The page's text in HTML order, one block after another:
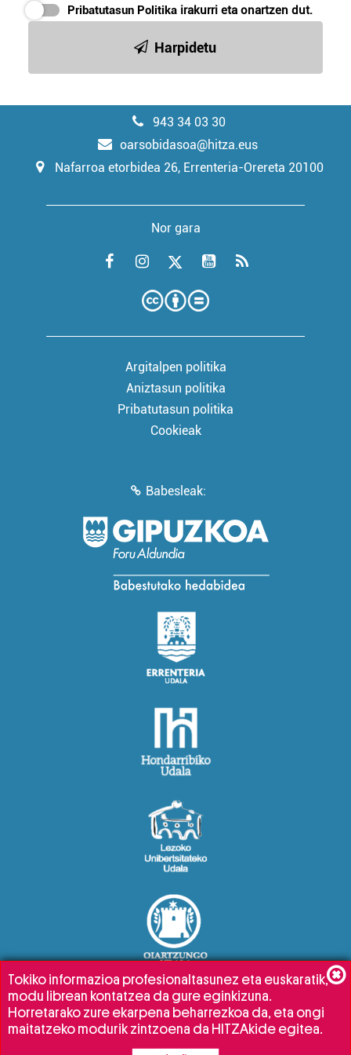
Pribatutasun Politika irakurri eta onartzen dut.
Harpidetu
943 34 03 30
oarsobidasoa@hitza.eus
Nafarroa etorbidea 26, Errenteria-Orereta 20100
Nor gara
Argitalpen politika
Aniztasun politika
Pribatutasun politika
Cookieak
Babesleak:
Tokiko informazioa profesionaltasunez eta euskaratik,
modu librean kontatzea da gure eginkizuna.
Horretarako zure ekarpena beharrezkoa da, eta ongi
maitatzeko modurik zintzoena da HITZAkide egitea.